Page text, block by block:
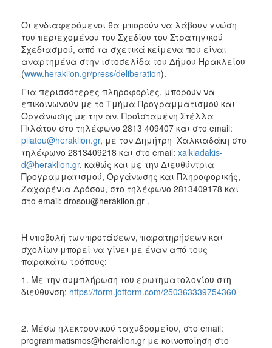
Οι ενδιαφερόμενοι θα μπορούν να λάβουν γνώση
του περιεχομένου του Σχεδίου του Στρατηγικού
Σχεδιασμού, από τα σχετικά κείμενα που είναι
αναρτημένα στην ιστοσελίδα του Δήμου Ηρακλείου
(www.heraklion.gr/press/deliberation).
Για περισσότερες πληροφορίες, μπορούν να
επικοινωνούν με το Τμήμα Προγραμματισμού και
Οργάνωσης με την αν. Προϊσταμένη Στέλλα
Πιλάτου στο τηλέφωνο 2813 409407 και στο email:
pilatou@heraklion.gr, με τον Δημήτρη Χαλκιαδάκη στο
τηλέφωνο 2813409218 και στο email: xalkiadakis-
d@heraklion.gr, καθώς και με την Διευθύντρια
Προγραμματισμού, Οργάνωσης και Πληροφορικής,
Ζαχαρένια Δρόσου, στο τηλέφωνο 2813409178 και
στο email: drosou@heraklion.gr .
Η υποβολή των προτάσεων, παρατηρήσεων και
σχολίων μπορεί να γίνει με έναν από τους
παρακάτω τρόπους:
1. Με την συμπλήρωση του ερωτηματολογίου στη
διεύθυνση: https://form.jotform.com/250363339754360
2. Μέσω ηλεκτρονικού ταχυδρομείου, στο email:
programmatismos@heraklion.gr με κοινοποίηση στο